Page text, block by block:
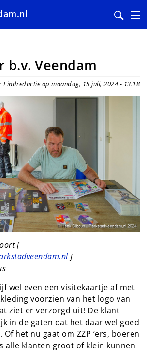
b.v. Veendam
Eindredactie op maandag, 15 juli, 2024 - 13:18
[
]
wel even een visitekaartje af met
voorzien van het logo van
ziet er verzorgd uit! De klant
in de gaten dat het daar wel goed
het nu gaat om ZZP ‘ers, boeren
alle klanten groot of klein kunnen